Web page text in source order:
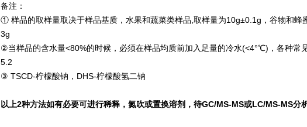
备注：
① 样品的取样量取决于样品基质，水果和蔬菜类样品,取样量为10g±0.1g，谷物和
3g
②当样品的含水量<80%的时候，必须在样品均质前加入足量的冷水(<4°℃)，各种常
5.2
③ TSCD-柠檬酸钠，DHS-柠檬酸氢二钠
以上2种方法如有必要可进行稀释，氮吹或置换溶剂，待GC/MS-MS或LC/MS-MS分